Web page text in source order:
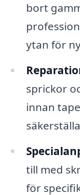
bort
ytan för
sprickor
innan
till med
för